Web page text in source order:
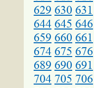
629 630 631
644 645 646
659 660 661
674 675 676
689 690 691
704 705 706